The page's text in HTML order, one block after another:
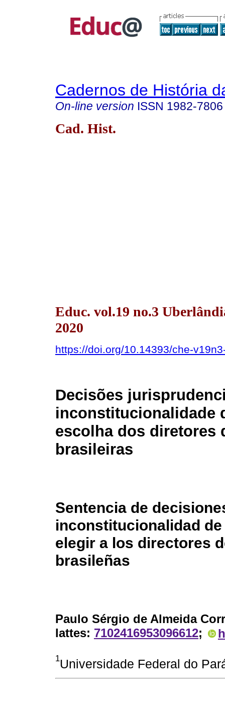
Cadernos de História
On-line version ISSN 1982-7806
Cad. Hist.
Educ. vol.19 no.3
2020
https://doi.org/10.14393/che-
Decisões
inconstitucionalidade
escolha dos diretores
brasileiras
Sentencia de
inconstitucionalidad
elegir a los directores
brasileñas
Paulo Sérgio de Almeida
lattes: 7102416953096612;
1Universidade Federal do